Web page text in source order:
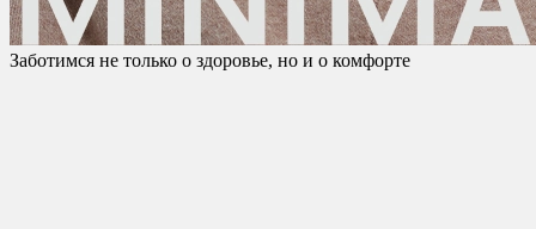
Заботимся не только о здоровье, но и о комфорте